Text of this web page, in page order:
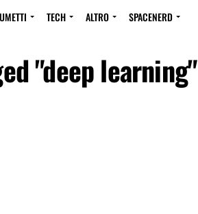
TECH ALTRO SPACENERD
"deep learning"